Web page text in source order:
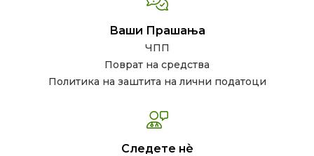
Ваши Прашања
ЧПП
Поврат на средства
Политика на заштита на лични податоци
Следете нѐ